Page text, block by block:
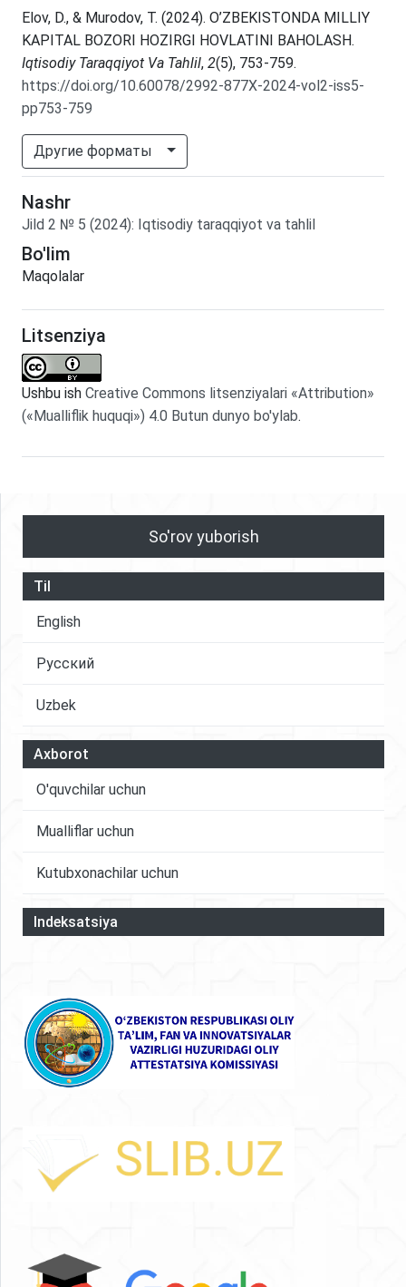
Elov, D., & Murodov, T. (2024). O’ZBEKISTONDA MILLIY
KAPITAL BOZORI HOZIRGI HOVLATINI BAHOLASH.
Iqtisodiy Taraqqiyot Va Tahlil, 2(5), 753-759.
https://doi.org/10.60078/2992-877X-2024-vol2-iss5-
pp753-759
Другие форматы
Nashr
Jild 2 № 5 (2024): Iqtisodiy taraqqiyot va tahlil
Bo'lim
Maqolalar
Litsenziya
Ushbu ish Creative Commons litsenziyalari «Attribution»
(«Mualliflik huquqi») 4.0 Butun dunyo bo'ylab.
So'rov yuborish
Til
English
Русский
Uzbek
Axborot
O'quvchilar uchun
Mualliflar uchun
Kutubxonachilar uchun
Indeksatsiya